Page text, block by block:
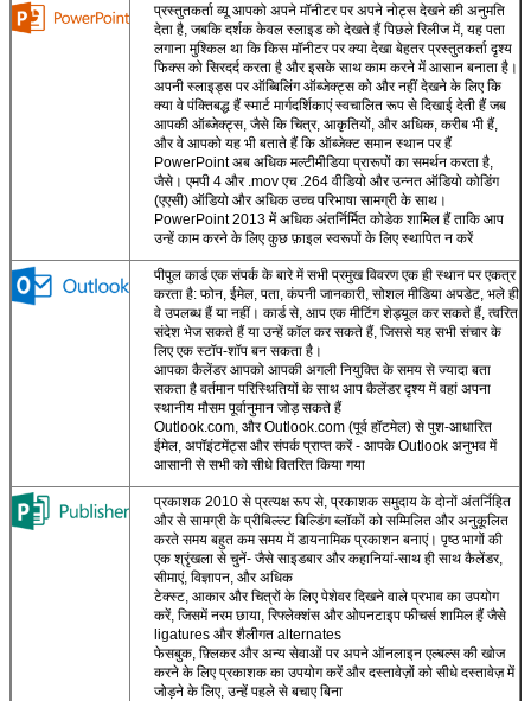
प्रस्तुतकर्ता व्यू आपको अपने मॉनीटर पर अपने नोट्स देखने की अनुमति
देता है, जबकि दर्शक केवल स्लाइड को देखते हैं पिछले रिलीज में, यह पता
लगाना मुश्किल था कि किस मॉनीटर पर क्या देखा बेहतर प्रस्तुतकर्ता दृश्य
फिक्स को सिरदर्द करता है और इसके साथ काम करने में आसान बनाता है।
अपनी स्लाइड्स पर ऑब्बिलिंग ऑब्जेक्ट्स को और नहीं देखने के लिए कि
क्या वे पंक्तिबद्ध हैं स्मार्ट मार्गदर्शिकाएं स्वचालित रूप से दिखाई देती हैं जब
आपकी ऑब्जेक्ट्स, जैसे कि चित्र, आकृतियों, और अधिक, करीब भी हैं,
और वे आपको यह भी बताते हैं कि ऑब्जेक्ट समान स्थान पर हैं
PowerPoint अब अधिक मल्टीमीडिया प्रारूपों का समर्थन करता है,
जैसे। एमपी 4 और .mov एच .264 वीडियो और उन्नत ऑडियो कोडिंग
(एएसी) ऑडियो और अधिक उच्च परिभाषा सामग्री के साथ।
PowerPoint 2013 में अधिक अंतर्निर्मित कोडेक शामिल हैं ताकि आप
उन्हें काम करने के लिए कुछ फ़ाइल स्वरूपों के लिए स्थापित न करें
पीपुल कार्ड एक संपर्क के बारे में सभी प्रमुख विवरण एक ही स्थान पर एकत्र
करता है: फोन, ईमेल, पता, कंपनी जानकारी, सोशल मीडिया अपडेट, भले ही
वे उपलब्ध हैं या नहीं। कार्ड से, आप एक मीटिंग शेड्यूल कर सकते हैं, त्वरित
संदेश भेज सकते हैं या उन्हें कॉल कर सकते हैं, जिससे यह सभी संचार के
लिए एक स्टॉप-शॉप बन सकता है।
आपका कैलेंडर आपको आपकी अगली नियुक्ति के समय से ज्यादा बता
सकता है वर्तमान परिस्थितियों के साथ आप कैलेंडर दृश्य में वहां अपना
स्थानीय मौसम पूर्वानुमान जोड़ सकते हैं
Outlook.com, और Outlook.com (पूर्व हॉटमेल) से पुश-आधारित
ईमेल, अपॉइंटमेंट्स और संपर्क प्राप्त करें - आपके Outlook अनुभव में
आसानी से सभी को सीधे वितरित किया गया
प्रकाशक 2010 से प्रत्यक्ष रूप से, प्रकाशक समुदाय के दोनों अंतर्निहित
और से सामग्री के प्रीबिल्ल्ट बिल्डिंग ब्लॉकों को सम्मिलित और अनुकूलित
करते समय बहुत कम समय में डायनामिक प्रकाशन बनाएं। पृष्ठ भागों की
एक श्रृंखला से चुनें- जैसे साइडबार और कहानियां-साथ ही साथ कैलेंडर,
सीमाएं, विज्ञापन, और अधिक
टेक्स्ट, आकार और चित्रों के लिए पेशेवर दिखने वाले प्रभाव का उपयोग
करें, जिसमें नरम छाया, रिफ्लेक्शंस और ओपनटाइप फीचर्स शामिल हैं जैसे
ligatures और शैलीगत alternates
फेसबुक, फ़्लिकर और अन्य सेवाओं पर अपने ऑनलाइन एल्बल्स की खोज
करने के लिए प्रकाशक का उपयोग करें और दस्तावेज़ों को सीधे दस्तावेज़ में
जोड़ने के लिए, उन्हें पहले से बचाए बिना